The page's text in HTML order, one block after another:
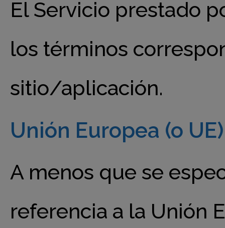
El Servicio prestado
los términos
sitio/aplicación.
Unión Europea (o UE)
A menos que se
referencia a la Unión